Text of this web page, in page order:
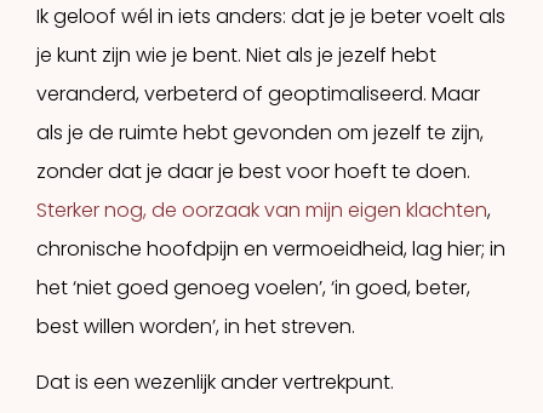
Ik geloof wél in iets anders: dat je je beter voelt als
je kunt zijn wie je bent. Niet als je jezelf hebt
veranderd, verbeterd of geoptimaliseerd. Maar
als je de ruimte hebt gevonden om jezelf te zijn,
zonder dat je daar je best voor hoeft te doen.
Sterker nog, de oorzaak van mijn eigen klachten,
chronische hoofdpijn en vermoeidheid, lag hier; in
het ‘niet goed genoeg voelen’, ‘in goed, beter,
best willen worden’, in het streven.
Dat is een wezenlijk ander vertrekpunt.